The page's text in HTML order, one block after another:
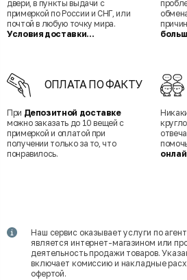
двери, в пункты выдачи с
примеркой по России и СНГ, или
почтой в любую точку мира.
Условия доставки...
ОПЛАТА ПО ФАКТУ
При Депозитной доставке
можно заказать до 10 вещей с
примеркой и оплатой при
получении только за то, что
понравилось.
Наш сервис оказывает услуги по
является интернет-магазином или
деятельность продажи товаров.
включает комиссию и накладные
офертой.